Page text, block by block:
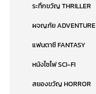
ระทึกขวัญ THRILLER
ผจญภัย ADVENTURE
แฟนตาซี FANTASY
หนังไซไฟ SCI-FI
สยองขวัญ HORROR